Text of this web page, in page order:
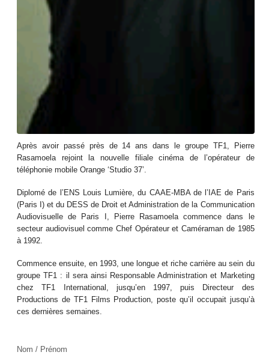
Après avoir passé près de 14 ans dans le groupe TF1, Pierre
Rasamoela rejoint la nouvelle filiale cinéma de l’opérateur de
téléphonie mobile Orange ‘Studio 37’.
Diplomé de l’ENS Louis Lumière, du CAAE-MBA de l’IAE de Paris
(Paris I) et du DESS de Droit et Administration de la Communication
Audiovisuelle de Paris I, Pierre Rasamoela commence dans le
secteur audiovisuel comme Chef Opérateur et Caméraman de 1985
à 1992.
Commence ensuite, en 1993, une longue et riche carrière au sein du
groupe TF1 : il sera ainsi Responsable Administration et Marketing
chez TF1 International, jusqu’en 1997, puis Directeur des
Productions de TF1 Films Production, poste qu’il occupait jusqu’à
ces dernières semaines.
Nom / Prénom